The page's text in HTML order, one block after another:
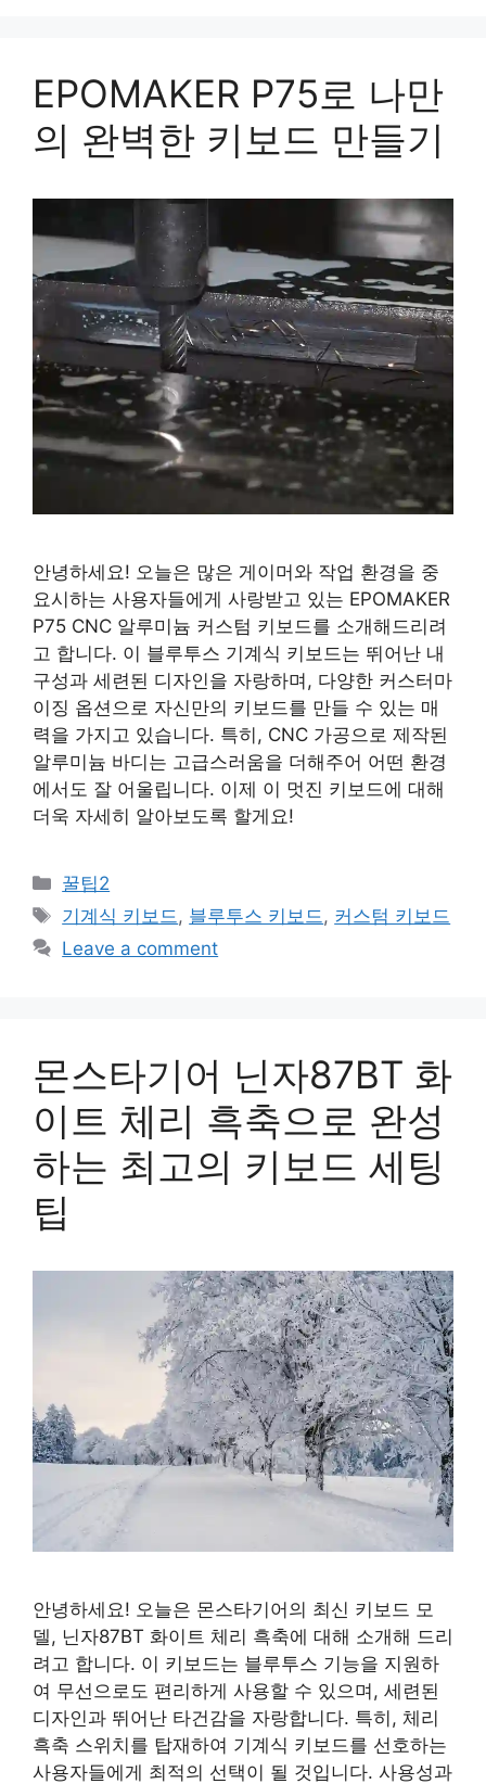
EPOMAKER P75로 나만
의 완벽한 키보드 만들기
안녕하세요! 오늘은 많은 게이머와 작업 환경을 중
요시하는 사용자들에게 사랑받고 있는 EPOMAKER
P75 CNC 알루미늄 커스텀 키보드를 소개해드리려
고 합니다. 이 블루투스 기계식 키보드는 뛰어난 내
구성과 세련된 디자인을 자랑하며, 다양한 커스터마
이징 옵션으로 자신만의 키보드를 만들 수 있는 매
력을 가지고 있습니다. 특히, CNC 가공으로 제작된
알루미늄 바디는 고급스러움을 더해주어 어떤 환경
에서도 잘 어울립니다. 이제 이 멋진 키보드에 대해
더욱 자세히 알아보도록 할게요!
Categories
꿀팁2
Tags
기계식 키보드, 블루투스 키보드, 커스텀 키보드
Leave a comment
몬스타기어 닌자87BT 화
이트 체리 흑축으로 완성
하는 최고의 키보드 세팅
팁
안녕하세요! 오늘은 몬스타기어의 최신 키보드 모
델, 닌자87BT 화이트 체리 흑축에 대해 소개해 드리
려고 합니다. 이 키보드는 블루투스 기능을 지원하
여 무선으로도 편리하게 사용할 수 있으며, 세련된
디자인과 뛰어난 타건감을 자랑합니다. 특히, 체리
흑축 스위치를 탑재하여 기계식 키보드를 선호하는
사용자들에게 최적의 선택이 될 것입니다. 사용성과